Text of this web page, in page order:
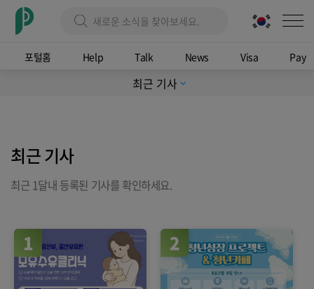
포털홈 Help Talk News Visa Pay
최근 기사 expand_more
최근 기사
최근 1달내 등록된 기사를 확인하세요.
1 2